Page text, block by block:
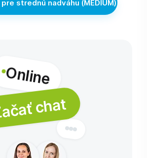
strednú nadváhu (MEDIUM)
Online
chat